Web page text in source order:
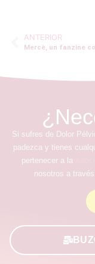
ANTERIOR
Si sufres de Dolor
padezca y tienes
pertenecer a la
nosotros a